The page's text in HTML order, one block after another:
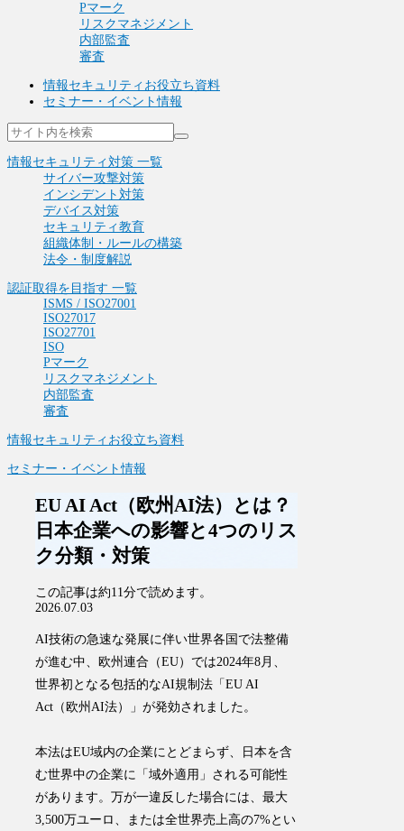
Pマーク
リスクマネジメント
内部監査
審査
情報セキュリティお役立ち資料
セミナー・イベント情報
情報セキュリティ対策 一覧
サイバー攻撃対策
インシデント対策
デバイス対策
セキュリティ教育
組織体制・ルールの構築
法令・制度解説
認証取得を目指す 一覧
ISMS / ISO27001
ISO27017
ISO27701
ISO
Pマーク
リスクマネジメント
内部監査
審査
情報セキュリティお役立ち資料
セミナー・イベント情報
EU AI Act（欧州AI法）とは？
日本企業への影響と4つのリス
ク分類・対策
この記事は約11分で読めます。
2026.07.03
AI技術の急速な発展に伴い世界各国で法整備
が進む中、欧州連合（EU）では2024年8月、
世界初となる包括的なAI規制法「EU AI
Act（欧州AI法）
」が発効されました。
本法はEU域内の企業にとどまらず、日本を含
む世界中の企業に「域外適用」される可能性
があります。万が一違反した場合には、最大
3,500万ユーロ、または全世界売上高の7%とい